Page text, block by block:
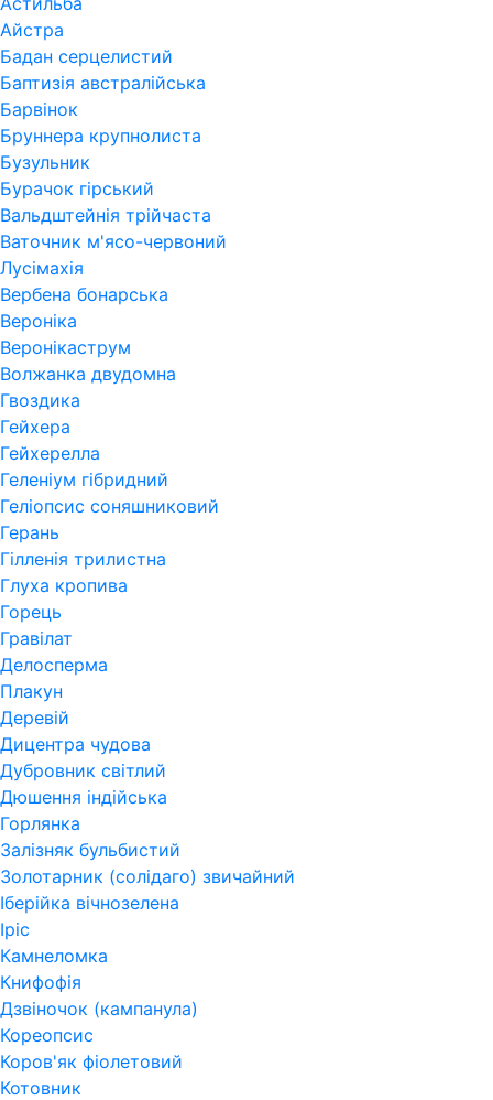
Айстра
Бадан серцелистий
Баптизія австралійська
Барвінок
Бруннера крупнолиста
Бузульник
Бурачок гірський
Вальдштейнія трійчаста
Ваточник м'ясо-червоний
Лусімахія
Вербена бонарська
Вероніка
Веронікаструм
Волжанка двудомна
Гвоздика
Гейхера
Гейхерелла
Геленіум гібридний
Геліопсис соняшниковий
Герань
Гiлленiя трилистна
Глуха кропива
Горець
Гравілат
Делосперма
Плакун
Деревій
Дицентра чудова
Дубровник світлий
Дюшення індійська
Горлянка
Залізняк бульбистий
Золотарник (солідаго) звичайний
Іберійка вічнозелена
Іріс
Камнеломка
Книфофія
Дзвіночок (кампанула)
Кореопсис
Коров'як фіолетовий
Котовник